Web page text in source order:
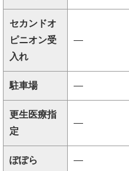
セカンドオ
ピニオン受
入れ
―
駐車場 ―
更生医療指
定
―
ぽぽら ―